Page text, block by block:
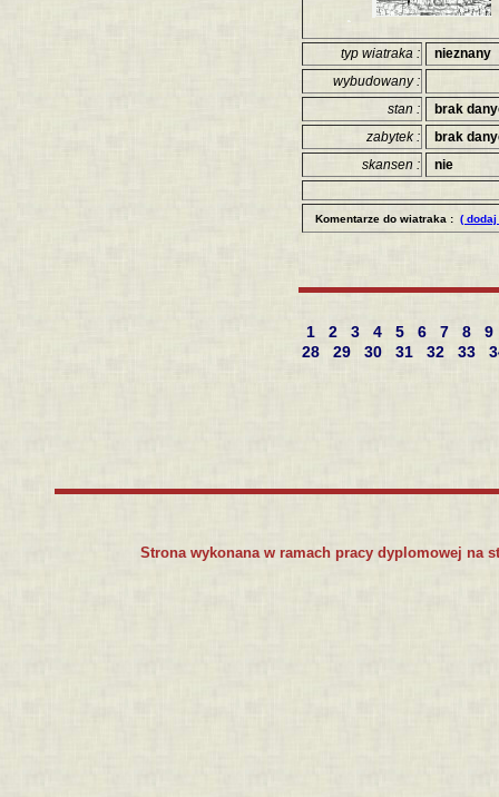
typ wiatraka :
nieznany
wybudowany :
stan :
brak
zabytek :
brak
skansen :
nie
Komentarze do wiatraka : (
1 2 3 4 5 6 7 8
9
28
29 30 31 32 33
Strona wykonana w ramach pracy dyplomowej na